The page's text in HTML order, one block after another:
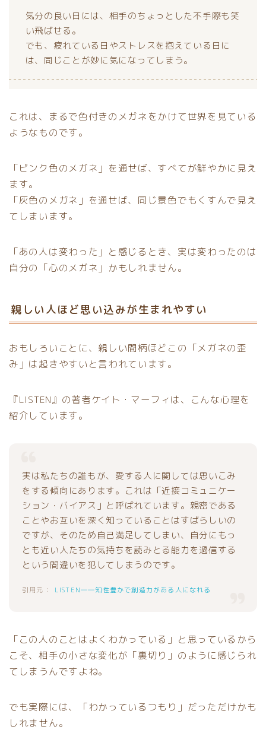
気分の良い日には、相手のちょっとした不手際も笑
い飛ばせる。
でも、疲れている日やストレスを抱えている日に
は、同じことが妙に気になってしまう。
これは、まるで色付きのメガネをかけて世界を見ている
ようなものです。
「ピンク色のメガネ」を通せば、すべてが鮮やかに見え
ます。
「灰色のメガネ」を通せば、同じ景色でもくすんで見え
てしまいます。
「あの人は変わった」と感じるとき、実は変わったのは
自分の「心のメガネ」かもしれません。
親しい人ほど思い込みが生まれやすい
おもしろいことに、親しい間柄ほどこの「メガネの歪
み」は起きやすいと言われています。
『LISTEN』の著者ケイト・マーフィは、こんな心理を
紹介しています。
実は私たちの誰もが、愛する人に関しては思いこみ
をする傾向にあります。これは「近接コミュニケー
ション・バイアス」と呼ばれています。親密である
ことやお互いを深く知っていることはすばらしいの
ですが、そのため自己満足してしまい、自分にもっ
とも近い人たちの気持ちを読みとる能力を過信する
という間違いを犯してしまうのです。
LISTEN――知性豊かで創造力がある人になれる
「この人のことはよくわかっている」と思っているから
こそ、相手の小さな変化が「裏切り」のように感じられ
てしまうんですよね。
でも実際には、「わかっているつもり」だっただけかも
しれません。